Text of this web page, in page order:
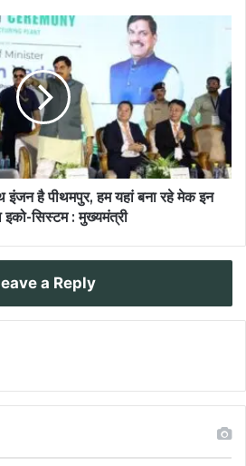
इंजन है पीथमपुर, हम यहां बना रहे मेक इन
इको-सिस्टम : मुख्यमंत्री
a Reply